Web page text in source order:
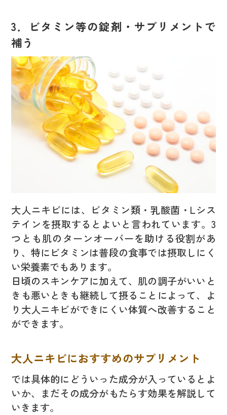
3．ビタミン等の錠剤・サプリメントで
補う
大人ニキビには、ビタミン類・乳酸菌・Lシス
テインを摂取するとよいと言われています。3
つとも肌のターンオーバーを助ける役割があ
り、特にビタミンは普段の食事では摂取しにく
い栄養素でもあります。
日頃のスキンケアに加えて、肌の調子がいいと
きも悪いときも継続して摂ることによって、よ
り大人ニキビができにくい体質へ改善すること
ができます。
大人ニキビにおすすめのサプリメント
では具体的にどういった成分が入っているとよ
いか、まだその成分がもたらす効果を解説して
いきます。